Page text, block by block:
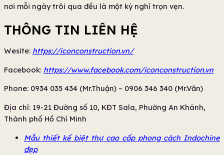
nơi mỗi ngày trôi qua đều là một kỳ nghỉ trọn vẹn.
THÔNG TIN LIÊN HỆ
Wesite: https://iconconstruction.vn/
Facebook: https://www.facebook.com/iconconstruction.vn
Phone: 0934 035 434 (Mr.Thuận) – 0906 346 340 (Mr.Văn)
Địa chỉ: 19-21 Đường số 10, KĐT Sala, Phường An Khánh,
Thành phố Hồ Chí Minh
Mẫu thiết kế biệt thự cao cấp phong cách Indochine
đẹp